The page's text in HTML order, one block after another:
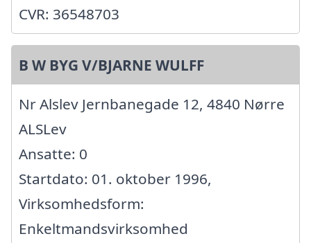
CVR: 36548703
B W BYG V/BJARNE WULFF
Nr Alslev Jernbanegade 12, 4840 Nørre
ALSLev
Ansatte: 0
Startdato: 01. oktober 1996,
Virksomhedsform:
Enkeltmandsvirksomhed